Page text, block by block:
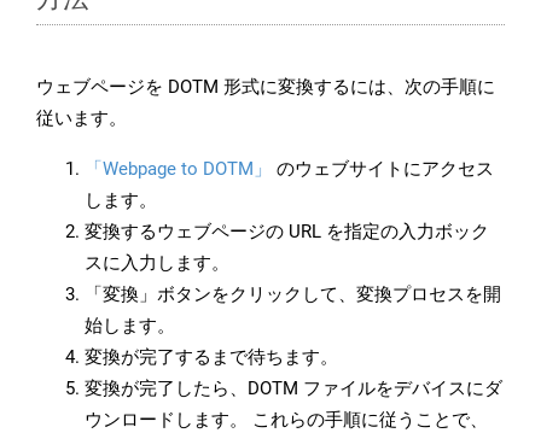
ウェブページを DOTM 形式に変換するには、次の手順に
従います。
「Webpage to DOTM」
のウェブサイトにアクセス
します。
変換するウェブページの URL を指定の入力ボック
スに入力します。
「変換」ボタンをクリックして、変換プロセスを開
始します。
変換が完了するまで待ちます。
変換が完了したら、DOTM ファイルをデバイスにダ
ウンロードします。 これらの手順に従うことで、